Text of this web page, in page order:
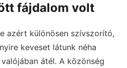
fájdalom volt
azért különösen szívszorító,
keveset látunk néha
átél. A közönség